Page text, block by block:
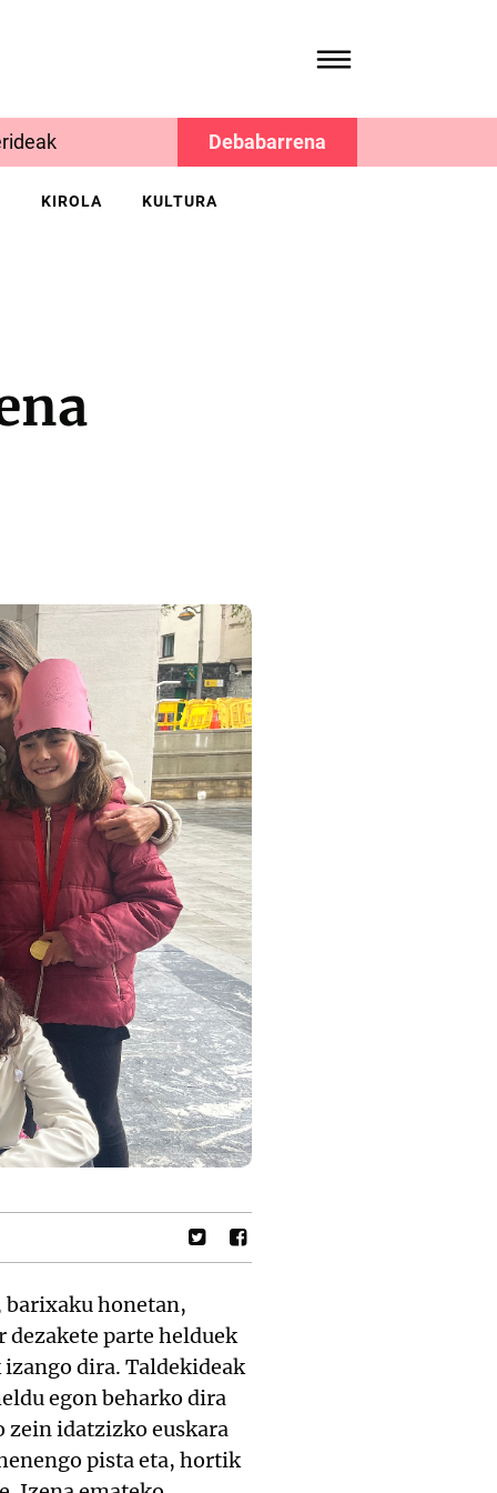
Debabarrena
KIROLA KULTURA
barixaku honetan,
dezakete parte helduek
dira. Taldekideak
egon beharko dira
zein idatzizko euskara
pista eta, hortik